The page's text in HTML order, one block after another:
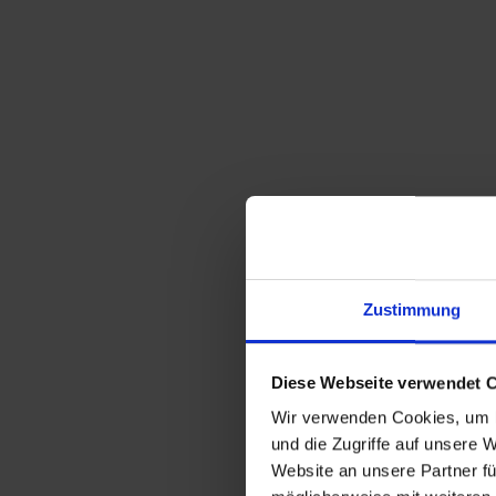
Zustimmung
Diese Webseite verwendet
Wir verwenden Cookies,
und die Zugriffe auf unsere
Website an unsere Partner